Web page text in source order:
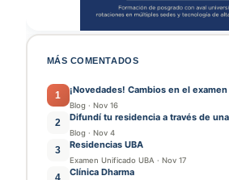
MÁS COMENTADOS
1 ¡Novedades! Cambios en el
Blog · Nov 16
2 Difundí tu residencia a través de
Blog · Nov 4
3 Residencias UBA
Examen Unificado UBA · Nov 17
4 Clínica Dharma